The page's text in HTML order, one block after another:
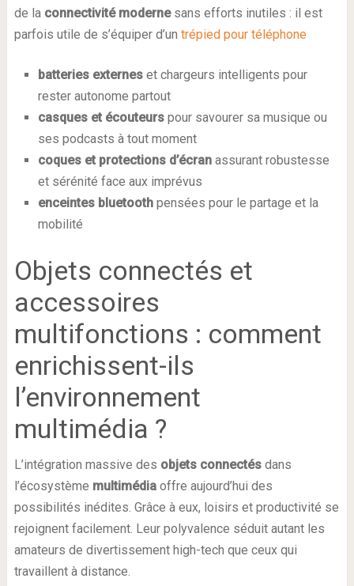
de la connectivité modernesans efforts inutiles : il est
parfois utile de s’équiper d’un trépied pour téléphone
batteries externeset chargeurs intelligents pour
rester autonome partout
casques et écouteurspour savourer sa musique ou
ses podcasts à tout moment
coques et protections d’écranassurant robustesse
et sérénité face aux imprévus
enceintes bluetoothpensées pour le partage et la
mobilité
Objets connectés et
accessoires
multifonctions : comment
enrichissent-ils
l’environnement
multimédia ?
L’intégration massive des objets connectésdans
l’écosystème multimédiaoffre aujourd’hui des
possibilités inédites. Grâce à eux, loisirs et productivité se
rejoignent facilement. Leur polyvalence séduit autant les
amateurs de divertissement high-tech que ceux qui
travaillent à distance.